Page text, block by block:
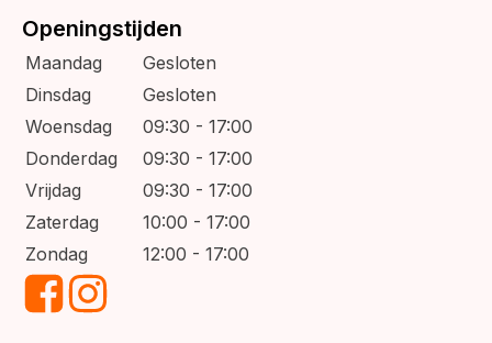
Openingstijden
Maandag
Gesloten
Dinsdag
Gesloten
Woensdag
09:30 - 17:00
Donderdag
09:30 - 17:00
Vrijdag
09:30 - 17:00
Zaterdag
10:00 - 17:00
Zondag
12:00 - 17:00